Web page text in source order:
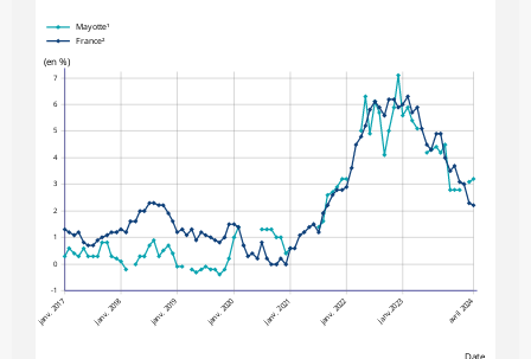
-1
0
1
2
3
4
5
6
7
(en %)
Date
janv. 2017 janv. 2018 janv. 2019 janv. 2020 janv. 2021 janv. 2022 janv.2023 avril 2024
Mayotte¹
France²